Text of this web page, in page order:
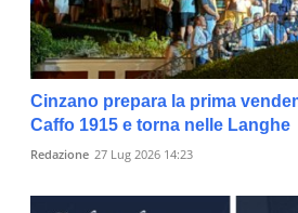
Cinzano prepara la prima
Caffo 1915 e torna nelle Langhe
Redazione 27 Lug 2026 14:23